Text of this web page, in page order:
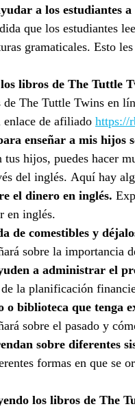
a los estudiantes
que los estudiantes
gramaticales. Esto
libros de The Tuttle
The Tuttle Twins en
enlace de afiliado https://
enseñar a mis
hijos, puedes hacer
del inglés. Aquí hay
el dinero en inglés.
en inglés.
de comestibles y
sobre la importancia
a administrar el
la planificación
o biblioteca que tenga
sobre el pasado y
sobre diferentes
formas en que se
los libros de The